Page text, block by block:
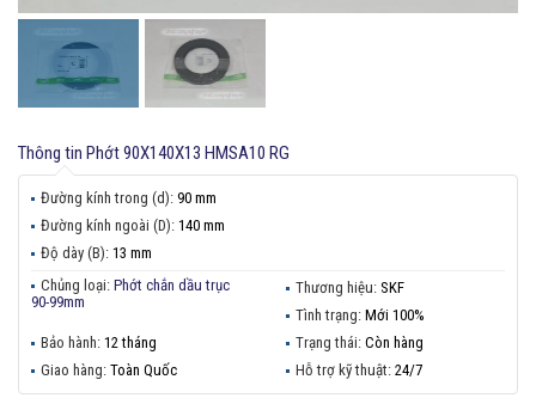
Thông tin Phớt 90X140X13 HMSA10 RG
Đường kính trong (d): 90 mm
Đường kính ngoài (D): 140 mm
Độ dày (B): 13 mm
Chủng loại: Phớt chắn dầu trục
90-99mm
Thương hiệu: SKF
Tình trạng: Mới 100%
Bảo hành: 12 tháng Trạng thái: Còn hàng
Giao hàng: Toàn Quốc Hỗ trợ kỹ thuật: 24/7